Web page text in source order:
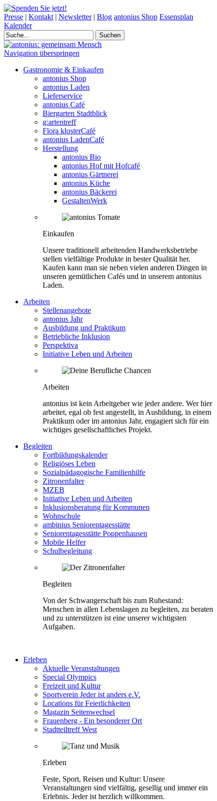
Presse | Kontakt | Newsletter| Blog antonius Shop Essensplan
Kalender
Navigation überspringen
Gastronomie & Einkaufen
antonius Shop
antonius Laden
Lieferservice
antonius Café
Biergarten Stadtblick
g:artentreff
Flora klosterCafé
antonius LadenCafé
Herstellung
antonius Bio
antonius Hof mit Hofcafé
antonius Gärtnerei
antonius Küche
antonius Bäckerei
GestaltenWerk
Einkaufen
Unsere traditionell arbeitenden Handwerksbetriebe
stellen vielfältige Produkte in bester Qualität her.
Kaufen kann man sie neben vielen anderen Dingen in
unseren gemütlichen Cafés und in unserem antonius
Laden.
Arbeiten
Stellenangebote
antonius Jahr
Ausbildung und Praktikum
Betriebliche Inklusion
Perspektiva
Initiative Leben und Arbeiten
Arbeiten
antonius ist kein Arbeitgeber wie jeder andere. Wer hier
arbeitet, egal ob fest angestellt, in Ausbildung, in einem
Praktikum oder im antonius Jahr, engagiert sich für ein
wichtiges gesellschaftliches Projekt.
Begleiten
Fortbildungskalender
Religiöses Leben
Sozialpädagogische Familienhilfe
Zitronenfalter
MZEB
Initiative Leben und Arbeiten
Inklusionsberatung für Kommunen
Wohnschule
ambinius Seniorentagesstätte
Seniorentagesstätte Poppenhausen
Mobile Helfer
Schulbegleitung
Begleiten
Von der Schwangerschaft bis zum Ruhestand:
Menschen in allen Lebenslagen zu begleiten, zu beraten
und zu unterstützen ist eine unserer wichtigsten
Aufgaben.
Erleben
Aktuelle Veranstaltungen
Special Olympics
Freizeit und Kultur
Sportverein Jeder ist anders e.V.
Locations für Feierlichkeiten
Magazin Seitenwechsel
Frauenberg - Ein besonderer Ort
Stadtteiltreff West
Erleben
Feste, Sport, Reisen und Kultur: Unsere
Veranstaltungen sind vielfältig, gesellig und immer ein
Erlebnis. Jeder ist herzlich willkommen.